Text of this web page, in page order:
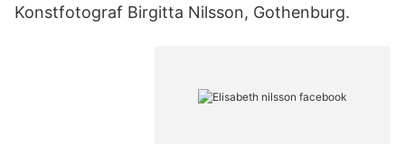
Konstfotograf Birgitta Nilsson, Gothenburg.